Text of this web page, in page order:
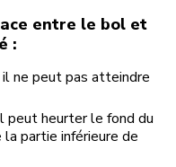
entre le bol et
:
ne peut pas atteindre
peut heurter le fond du
partie inférieure de